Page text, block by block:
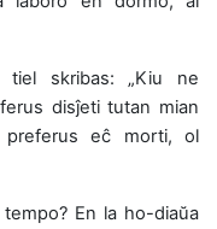
tiel skribas: „Kiu ne
disĵeti tutan mian
eĉ morti, ol
En la ho-diaŭa